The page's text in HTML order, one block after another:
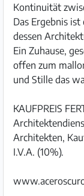
Kontinuität
Das Ergebnis
dessen
Ein Zuhause,
offen zum
und Stille das
KAUFPREIS
Architekten,
I.V.A. (10%).